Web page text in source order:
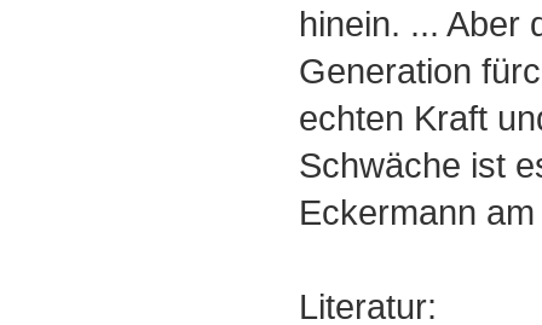
hinein. ... Aber
Generation
echten Kraft
Schwäche ist
Eckermann
Literatur: